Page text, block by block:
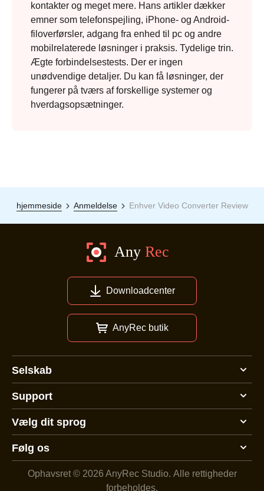
kontakter og meget mere. Hans artikler dækker
emner som telefonspejling, iPhone- og Android-
filoverførsler, adgang fra enhed til pc og andre
mobilrelaterede løsninger i praksis. Tydelige trin.
Ægte forbindelsestests. Der er ingen
unødvendige detaljer. Du kan få løsninger, der
fungerer på tværs af forskellige systemer og
hverdagsopsætninger.
hjemmeside Anmeldelse Enhver Video Converter Review
Downloadcenter
AnyRec butik
Selskab
Support
Vælg dit sprog
Følg os
Ophavsret © 2026 AnyRec Studio. Alle rettigheder
forbeholdes.